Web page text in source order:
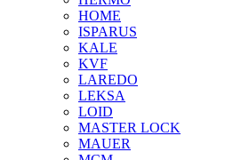
HOMЕ
ISPARUS
KALE
KVF
LAREDO
LEKSA
LOID
MASTER LOCK
MAUER